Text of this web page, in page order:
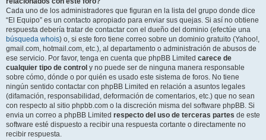
Cada uno de los administradores que figuran en la lista del grupo donde dice
“El Equipo” es un contacto apropiado para enviar sus quejas. Si así no obtiene
respuesta debería tratar de contactar con el dueño del dominio (efectúe una
búsqueda whois) o, si este foro tiene correo sobre un dominio gratuito (Yahoo!,
gmail.com, hotmail.com, etc.), al departamento o administración de abusos de
ese servicio. Por favor, tenga en cuenta que phpBB Limited carece de
cualquier tipo de control y no puede ser de ninguna manera responsable
sobre cómo, dónde o por quién es usado este sistema de foros. No tiene
ningún sentido contactar con phpBB Limited en relación a asuntos legales
(difamación, responsabilidad, deformación de comentarios, etc.) que no sean
con respecto al sitio phpbb.com o la discreción misma del software phpBB. Si
envia un correo a phpBB Limited respecto del uso de terceras partes de este
software esté dispuesto a recibir una respuesta cortante o directamente no
recibir respuesta.